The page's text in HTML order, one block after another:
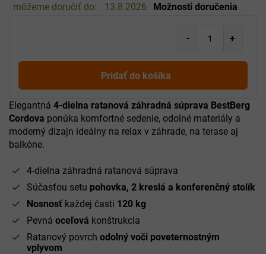
môžeme doručiť do: 13.8.2026 Možnosti doručenia
Pridať do košíka
Elegantná 4-dielna ratanová záhradná súprava BestBerg
Cordova ponúka komfortné sedenie, odolné materiály a
moderný dizajn ideálny na relax v záhrade, na terase aj
balkóne.
4-dielna záhradná ratanová súprava
Súčasťou setu pohovka, 2 kreslá a konferenčný stolík
Nosnosťkaždej časti 120 kg
Pevná oceľová konštrukcia
Ratanový povrch odolný voči poveternostným
vplyvom